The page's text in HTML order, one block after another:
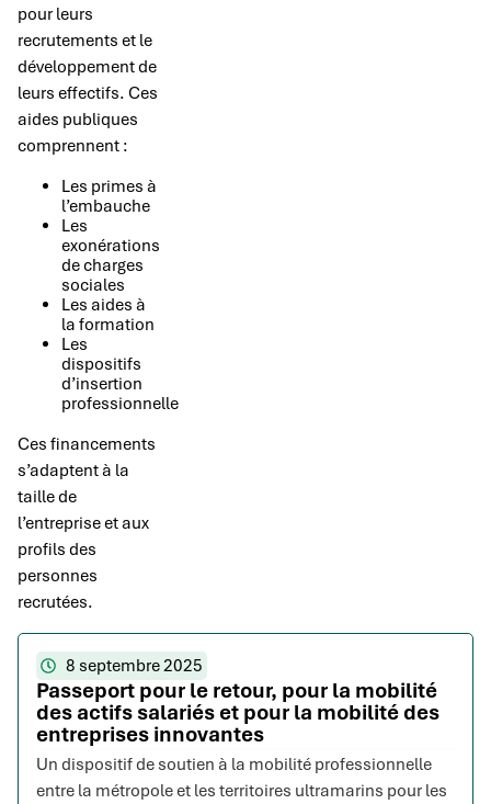
pour leurs
recrutements et le
développement de
leurs effectifs. Ces
aides publiques
comprennent :
Les primes à
l’embauche
Les
exonérations
de charges
sociales
Les aides à
la formation
Les
dispositifs
d’insertion
professionnelle
Ces financements
s’adaptent à la
taille de
l’entreprise et aux
profils des
personnes
recrutées.
8 septembre 2025
Passeport pour le retour, pour la mobilité
des actifs salariés et pour la mobilité des
entreprises innovantes
Un dispositif de soutien à la mobilité professionnelle
entre la métropole et les territoires ultramarins pour les